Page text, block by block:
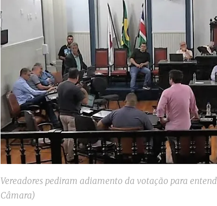
Vereadores pediram adiamento da votação para
Câmara)